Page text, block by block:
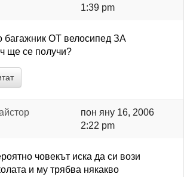
1:39 pm
багажник ОТ велосипед ЗА
ще се получи?
пон яну 16, 2006
2:22 pm
човекът иска да си вози
и му трябва някакво